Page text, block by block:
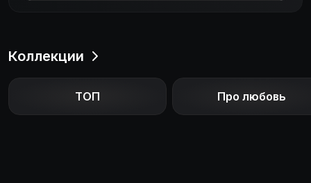
Коллекции
ТОП Про любовь